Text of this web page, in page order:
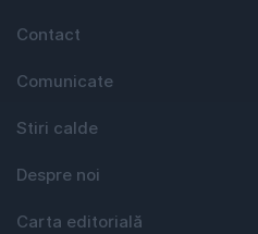
Contact
Comunicate
Stiri calde
Despre noi
Carta editorială